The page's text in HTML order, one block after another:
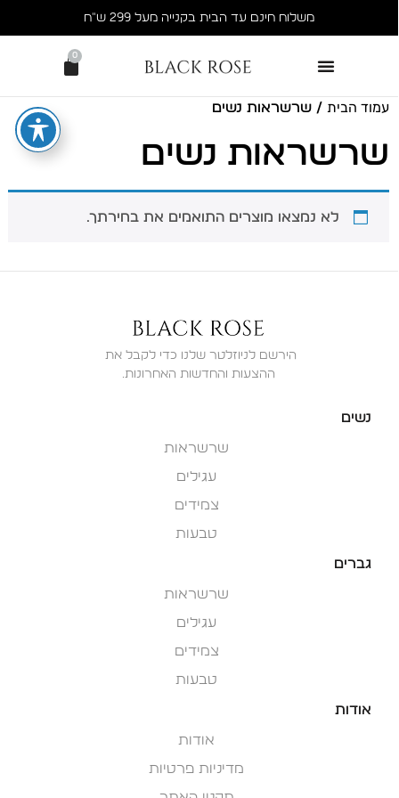
משלוח חינם עד הבית בקנייה מעל 299 ש״ח
0
עמוד הבית / שרשראות נשים
שרשראות נשים
לא נמצאו מוצרים התואמים את בחירתך.
ההצעות והחדשות האחרונות.
נשים
שרשראות
עגילים
צמידים
טבעות
גברים
שרשראות
עגילים
צמידים
טבעות
אודות
אודות
מדיניות פרטיות